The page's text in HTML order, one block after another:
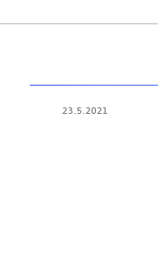
23.5.2021